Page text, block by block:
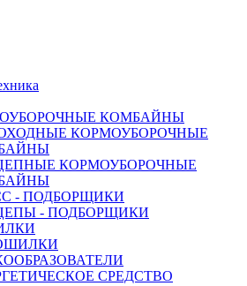
КОМБАЙНЫ
КОРМОУБОРОЧНЫЕ
КОРМОУБОРОЧНЫЕ
- ПОДБОРЩИКИ
- ПОДБОРЩИКИ
СРЕДСТВО